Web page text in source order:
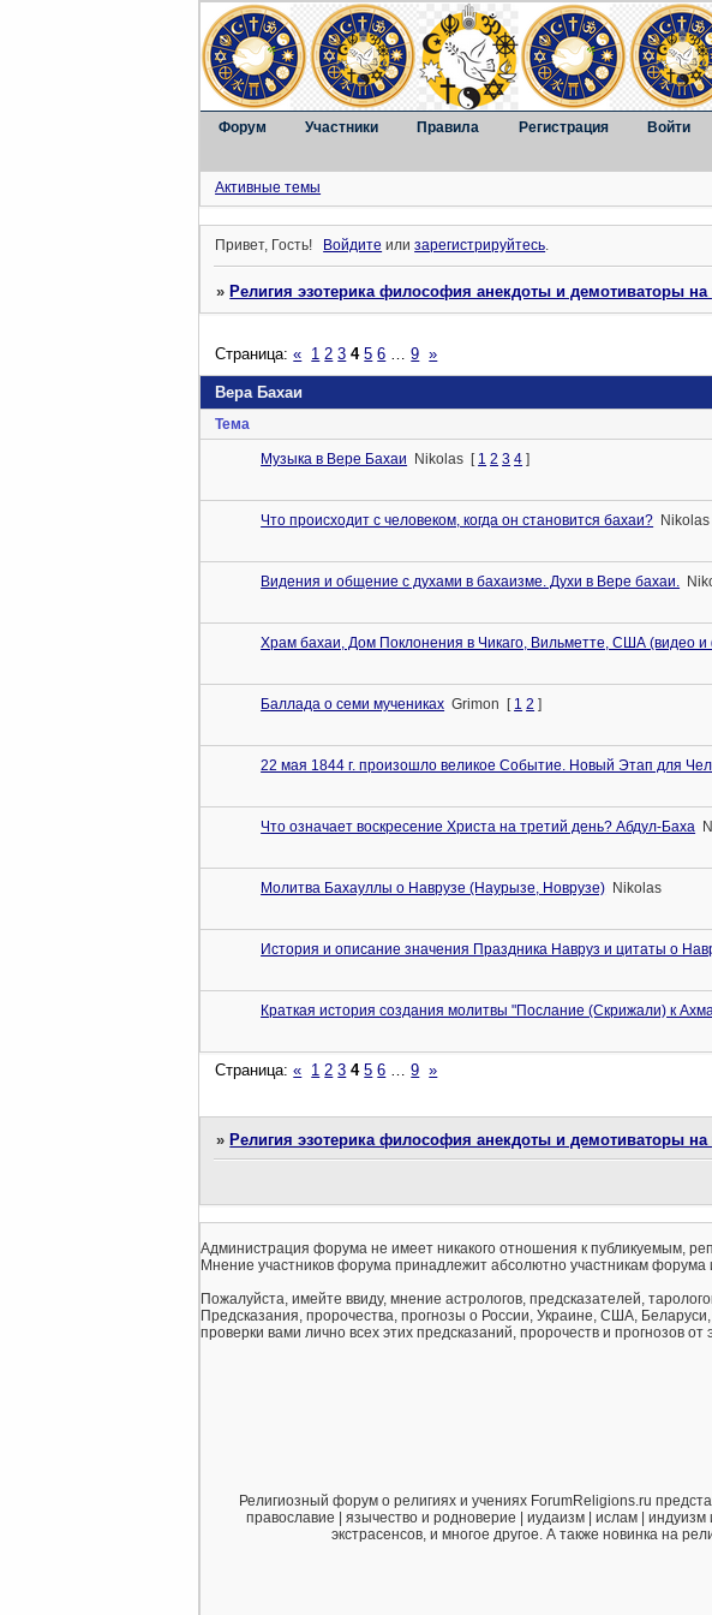
Форум Участники Правила Регистрация Войти
Активные темы
Привет, Гость! Войдите илизарегистрируйтесь.
»Религия эзотерика философия анекдоты и демотиваторы
Вера Бахаи
Страница:« 1 2 3 4 5 6 9 »
Тема
Музыка в Вере Бахаи Nikolas [ 1 2 3 4 ]
Что происходит с человеком, когда он становится бахаи? Nikolas
Видения и общение с духами в бахаизме. Духи в Вере бахаи.
Храм бахаи, Дом Поклонения в Чикаго, Вильметте, США (видео
Баллада о семи мучениках Grimon [ 1 2 ]
22 мая 1844 г. произошло великое Событие. Новый Этап для
Что означает воскресение Христа на третий день? Абдул-Баха
Молитва Бахауллы о Наврузе (Наурызе, Новрузе) Nikolas
История и описание значения Праздника Навруз и цитаты о
Краткая история создания молитвы "Послание (Скрижали) к
Страница:« 1 2 3 4 5 6 … 9 »
»Религия эзотерика философия анекдоты и демотиваторы
Администрация форума не имеет никакого отношения к публикуемым,
Мнение участников форума принадлежит абсолютно участникам
Пожалуйста, имейте ввиду, мнение астрологов, предсказателей,
Предсказания, пророчества, прогнозы о России, Украине, США,
проверки вами лично всех этих предсказаний, пророчеств и прогнозов от
Религиозный форум о религиях и учениях ForumReligions.ru
православие | язычество и родноверие | иудаизм | ислам |
экстрасенсов, и многое другое. А также новинка на